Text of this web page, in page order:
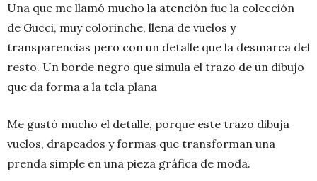
Una que me llamó mucho la atención fue la colección
de Gucci, muy colorinche, llena de vuelos y
transparencias pero con un detalle que la desmarca del
resto. Un borde negro que simula el trazo de un dibujo
que da forma a la tela plana
Me gustó mucho el detalle, porque este trazo dibuja
vuelos, drapeados y formas que transforman una
prenda simple en una pieza gráfica de moda.